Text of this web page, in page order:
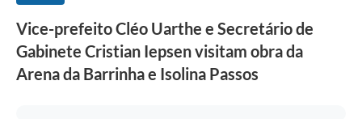
Vice-prefeito Cléo Uarthe e Secretário de
Gabinete Cristian Iepsen visitam obra da
Arena da Barrinha e Isolina Passos